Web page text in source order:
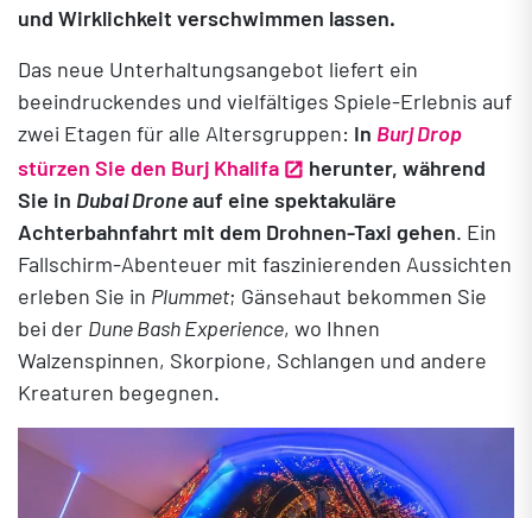
und Wirklichkeit verschwimmen lassen.
Das neue Unterhaltungsangebot liefert ein
beeindruckendes und vielfältiges Spiele-Erlebnis auf
zwei Etagen für alle Altersgruppen: In Burj Drop
stürzen Sie den Burj Khalifa
herunter, während
Sie in Dubai Droneauf eine spektakuläre
Achterbahnfahrt mit dem Drohnen-Taxi gehen. Ein
Fallschirm-Abenteuer mit faszinierenden Aussichten
erleben Sie in Plummet; Gänsehaut bekommen Sie
bei der Dune Bash Experience, wo Ihnen
Walzenspinnen, Skorpione, Schlangen und andere
Kreaturen begegnen.